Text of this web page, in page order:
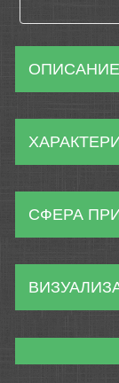
ОПИСАНИЕ
СФЕРА